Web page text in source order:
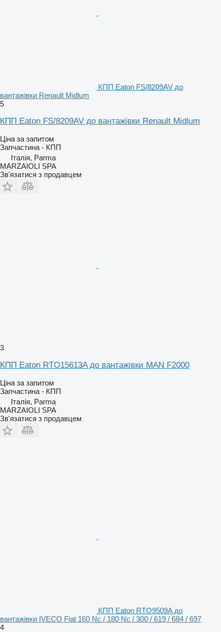
КПП Eaton FS/8209AV до
вантажівки Renault Midlum
5
КПП Eaton FS/8209AV до вантажівки Renault Midlum
Ціна за запитом
Запчастина - КПП
Італія, Parma
MARZAIOLI SPA
Зв'язатися з продавцем
3
КПП Eaton RTO15613A до вантажівки MAN F2000
Ціна за запитом
Запчастина - КПП
Італія, Parma
MARZAIOLI SPA
Зв'язатися з продавцем
КПП Eaton RTO9509A до
вантажівки IVECO Fiat 160 Nc / 180 Nc / 300 / 619 / 684 / 697
4